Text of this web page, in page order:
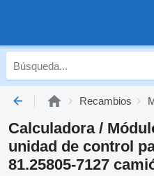
Recambios
Calculadora /
unidad de control
81.25805-7127